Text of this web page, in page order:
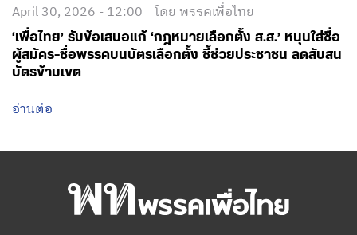
April 30, 2026 - 12:00 โดย พรรคเพื่อไทย
‘เพื่อไทย’ รับข้อเสนอแก้ ‘กฎหมายเลือกตั้ง ส.ส.’ หนุนใส่ชื่อ
ผู้สมัคร-ชื่อพรรคบนบัตรเลือกตั้ง ชี้ช่วยประชาชน ลดสับสน
บัตรข้ามเขต
อ่านต่อ